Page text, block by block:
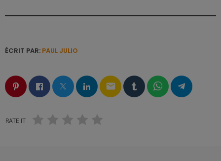
ÉCRIT PAR: PAUL JULIO
email
RATE IT